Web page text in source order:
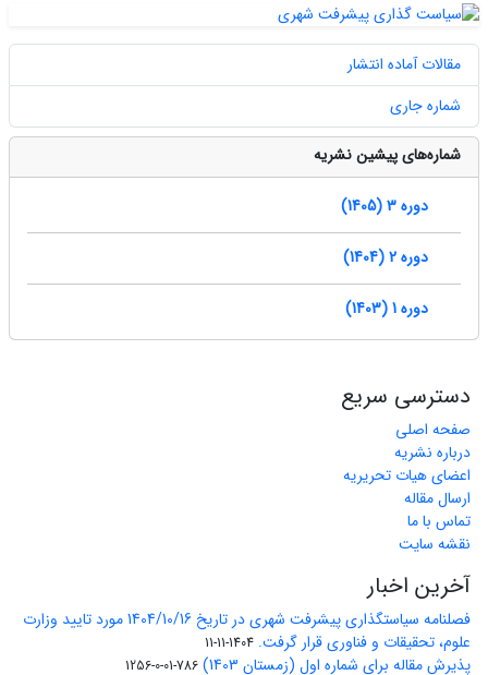
مقالات آماده انتشار
شماره جاری
شماره‌های پیشین نشریه
دوره 3 (1405)
دوره 2 (1404)
دوره 1 (1403)
دسترسی سریع
صفحه اصلی
درباره نشریه
اعضای هیات تحریریه
ارسال مقاله
تماس با ما
نقشه سایت
آخرین اخبار
فصلنامه سیاستگذاری پیشرفت شهری در تاریخ 1404/10/16 مورد تایید وزارت
علوم، تحقیقات و فناوری قرار گرفت. 1404-11-11
پذیرش مقاله برای شماره اول (زمستان 1403) 786-01-0-1256